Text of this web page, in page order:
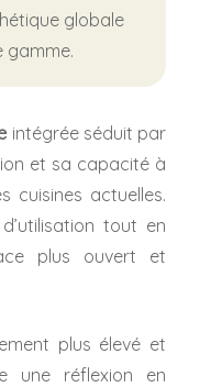
globale
gamme.
intégrée séduit par
et sa capacité à
cuisines actuelles.
tout en
plus ouvert et
plus élevé et
une réflexion en